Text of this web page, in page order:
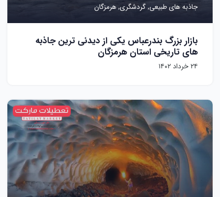
جاذبه های طبیعی,گردشگری,هرمزگان
بازار بزرگ بندرعباس یکی از دیدنی ترین جاذبه
های تاریخی استان هرمزگان
۲۴ خرداد ۱۴۰۲